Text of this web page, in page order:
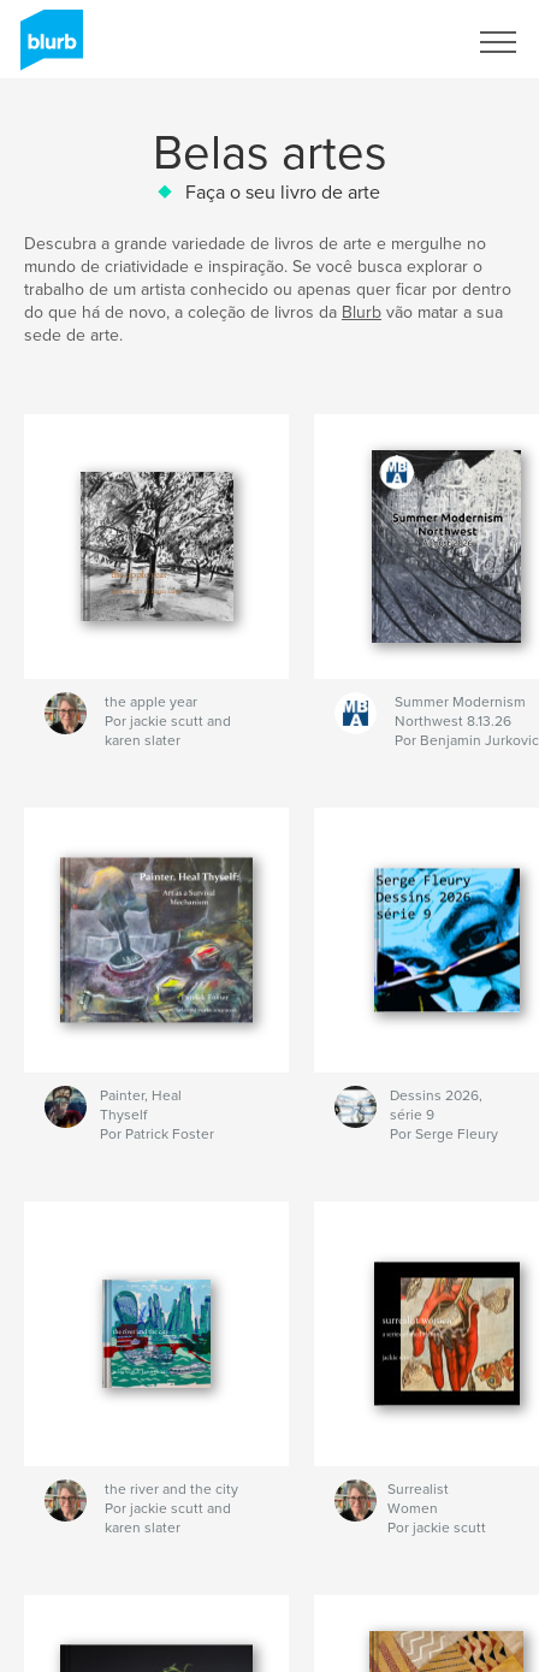
Belas artes
Faça o seu livro de arte
Descubra a grande variedade de livros de arte e mergulhe no
mundo de criatividade e inspiração. Se você busca explorar o
trabalho de um artista conhecido ou apenas quer ficar por dentro
do que há de novo, a coleção de livros da Blurb vão matar a sua
sede de arte.
the apple year
Por jackie scutt and
karen slater
Summer Modernism
Northwest 8.13.26
Por Benjamin
Painter, Heal
Thyself
Por Patrick Foster
Dessins 2026,
série 9
Por Serge Fleury
the river and the city
Por jackie scutt and
karen slater
Surrealist
Women
Por jackie scutt